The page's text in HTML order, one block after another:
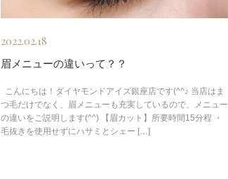
2022.02.18
眉メニューの違いって？？
こんにちは！ダイヤモンドアイズ銀座店です(^^♪ 当店はま
つ毛だけでなく、眉メニューも充実しているので、メニュー
の違いをご説明します(^^) 【眉カット】所要時間15分程 ・
毛抜きを使用せずにハサミとシェー […]